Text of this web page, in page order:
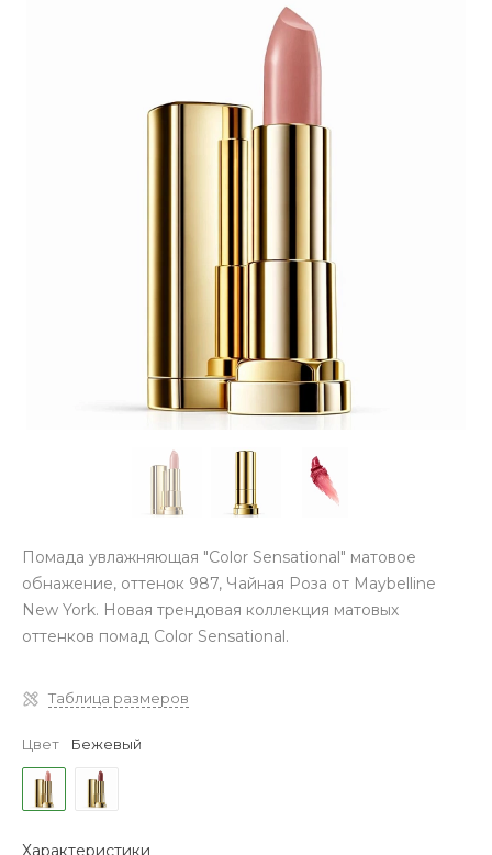
Помада увлажняющая "Color Sensational" матовое
обнажение, оттенок 987, Чайная Роза от Maybelline
New York. Новая трендовая коллекция матовых
оттенков помад Color Sensational.
Таблица размеров
Цвет Бежевый
Характеристики